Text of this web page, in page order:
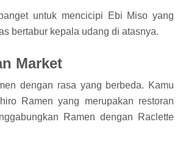
untuk mencicipi Ebi Miso yang
bertabur kepala udang di atasnya.
Market
dengan rasa yang berbeda. Kamu
Ramen yang merupakan restoran
Ramen dengan Raclette